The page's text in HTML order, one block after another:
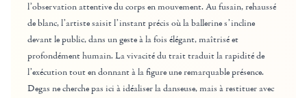
l’observation attentive du corps en mouvement. Au fusain, rehaussé
de blanc, l’artiste saisit l’instant précis où la ballerine s’incline
devant le public, dans un geste à la fois élégant, maîtrisé et
profondément humain. La vivacité du trait traduit la rapidité de
l’exécution tout en donnant à la figure une remarquable présence.
Degas ne cherche pas ici à idéaliser la danseuse, mais à restituer avec